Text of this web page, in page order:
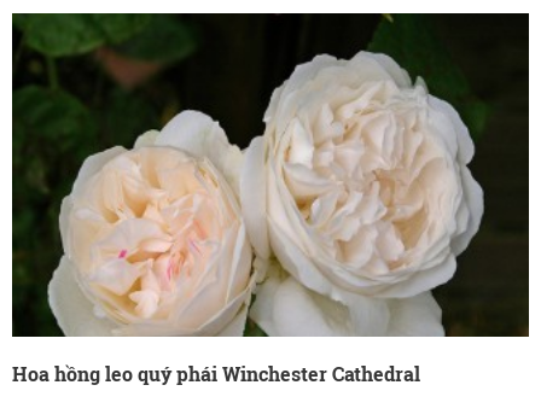
Hoa hồng leo quý phái Winchester Cathedral